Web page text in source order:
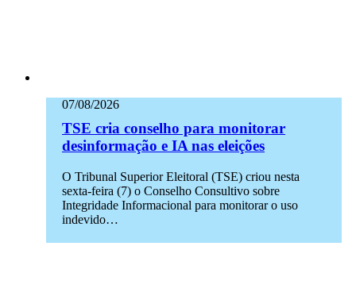
07/08/2026
TSE cria conselho para monitorar
desinformação e IA nas eleições
O Tribunal Superior Eleitoral (TSE) criou nesta
sexta-feira (7) o Conselho Consultivo sobre
Integridade Informacional para monitorar o uso
indevido…